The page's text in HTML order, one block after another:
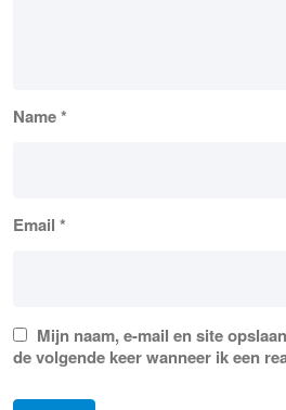
Name*
Email *
Mijn naam, e-mail en site
de volgende keer wanneer ik een